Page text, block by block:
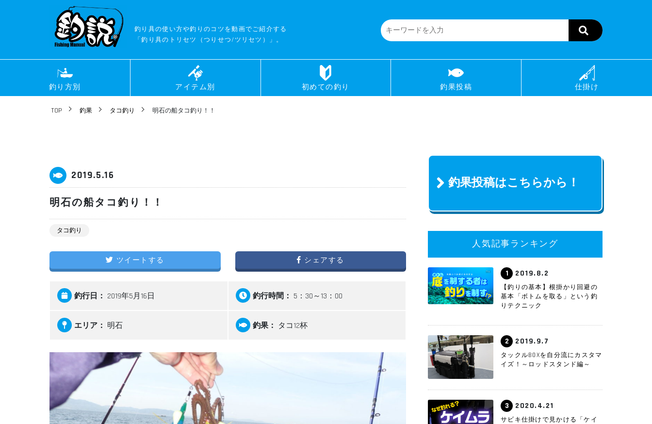
釣り具の使い方や釣りのコツを動画でご紹介する
「釣り具のトリセツ（つりせつ/ツリセツ）」。
釣り方別 アイテム別 初めての釣り 釣果投稿 仕掛け
TOP 釣果 タコ釣り 明石の船タコ釣り！！
2019.5.16
明石の船タコ釣り！！
タコ釣り
ツイートする シェアする
釣行日： 2019年5月16日 釣行時間： 5：30～13：00
エリア： 明石 釣果： タコ12杯
釣果投稿はこちらから！
人気記事ランキング
1 2019.8.2
【釣りの基本】根掛かり回避の
基本「ボトムを取る」という釣
りテクニック
2 2019.9.7
タックルBOXを自分流にカスタマ
イズ！～ロッドスタンド編～
3 2020.4.21
サビキ仕掛けで見かける「ケイ